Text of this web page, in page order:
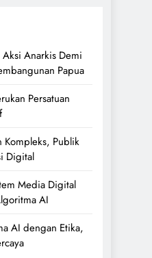
Aksi Anarkis Demi
Papua
Persatuan
Kompleks, Publik
Digital
Media Digital
AI
AI dengan Etika,